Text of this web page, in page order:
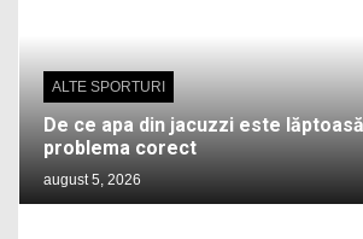
ALTE SPORTURI
De ce apa din jacuzzi este
problema corect
august 5, 2026